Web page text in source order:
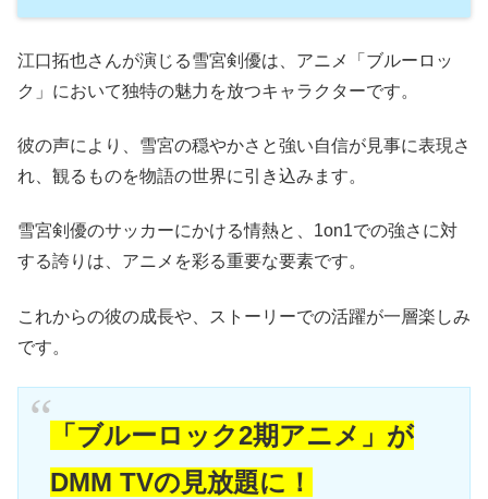
江口拓也さんが演じる雪宮剣優は、アニメ「ブルーロッ
ク」において独特の魅力を放つキャラクターです。
彼の声により、雪宮の穏やかさと強い自信が見事に表現さ
れ、観るものを物語の世界に引き込みます。
雪宮剣優のサッカーにかける情熱と、1on1での強さに対
する誇りは、アニメを彩る重要な要素です。
これからの彼の成長や、ストーリーでの活躍が一層楽しみ
です。
「ブルーロック2期アニメ」が
DMM TVの見放題に！